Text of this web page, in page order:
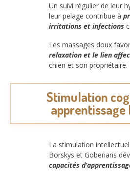
Un suivi régulier de leur
leur pelage contribue à
irritations et infections
Les massages doux
relaxation et le lien
chien et son propriétaire.
Stimulation
La stimulation
Borskys et Goberians
capacités